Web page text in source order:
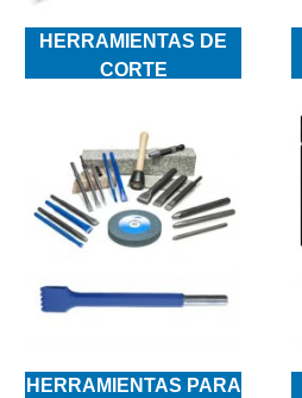
HERRAMIENTAS DE
CORTE
HERRAMIENTAS PARA